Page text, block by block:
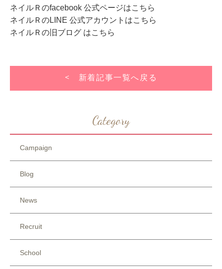
ネイルＲのfacebook 公式ページはこちら
ネイルＲのLINE 公式アカウントはこちら
ネイルＲの旧ブログ はこちら
< 新着記事一覧へ戻る
Category
Campaign
Blog
News
Recruit
School